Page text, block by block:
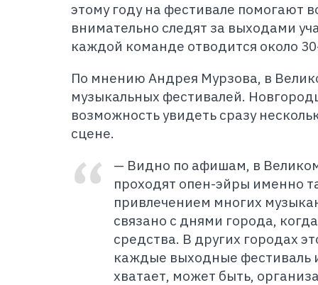
этому году на фестивале помогают
внимательно следят за выходами
каждой команде отводится около
По мнению Андрея Мурзова, в
музыкальных фестивалей.
возможность увидеть сразу
сцене.
— Видно по афишам, в
проходят опен-эйры именно
привлечением многих
связано с днями города,
средства. В других городах
каждые выходные фестиваль
хватает, может быть,